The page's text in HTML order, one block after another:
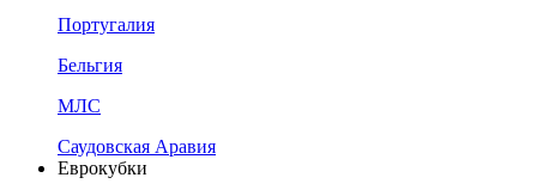
Португалия
Бельгия
МЛС
Саудовская Аравия
Еврокубки